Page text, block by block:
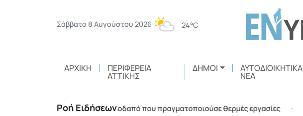
Σάββατο 8 Αυγούστου 2026 24°C
ΑΡΧΙΚΉ ΠΕΡΙΦΈΡΕΙΑ
ΑΤΤΙΚΉΣ
ΔΉΜΟΙ ΑΥΤΟΔΙΟΙΚΗΤΙΚΆ
ΝΈΑ
Ροή Ειδήσεων
3.750 ευρώ σε αλλοδαπό που πραγματοποιούσε θερμές εργασίες •